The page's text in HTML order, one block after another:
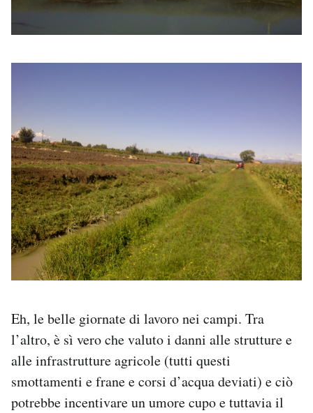
SHOP
Newsletter
Notifiche mobile
Regala il Post
Hai bisogno di aiuto?
Esci
Eh, le belle giornate di lavoro nei campi. Tra
l’altro, è sì vero che valuto i danni alle strutture e
alle infrastrutture agricole (tutti questi
smottamenti e frane e corsi d’acqua deviati) e ciò
potrebbe incentivare un umore cupo e tuttavia il